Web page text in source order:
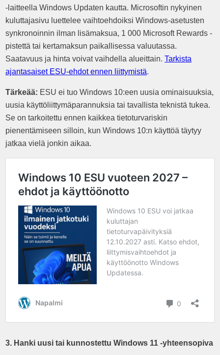
-laitteella Windows Updaten kautta. Microsoftin nykyinen
kuluttajasivu luettelee vaihtoehdoiksi Windows-asetusten
synkronoinnin ilman lisämaksua, 1 000 Microsoft Rewards -
pistettä tai kertamaksun paikallisessa valuutassa.
Saatavuus ja hinta voivat vaihdella alueittain. Tarkista
ajantasaiset ESU-ehdot ennen liittymistä.
Tärkeää: ESU ei tuo Windows 10:een uusia ominaisuuksia,
uusia käyttöliittymäparannuksia tai tavallista teknistä tukea.
Se on tarkoitettu ennen kaikkea tietoturvariskin
pienentämiseen silloin, kun Windows 10:n käyttöä täytyy
jatkaa vielä jonkin aikaa.
3. Hanki uusi tai kunnostettu Windows 11 -yhteensopiva